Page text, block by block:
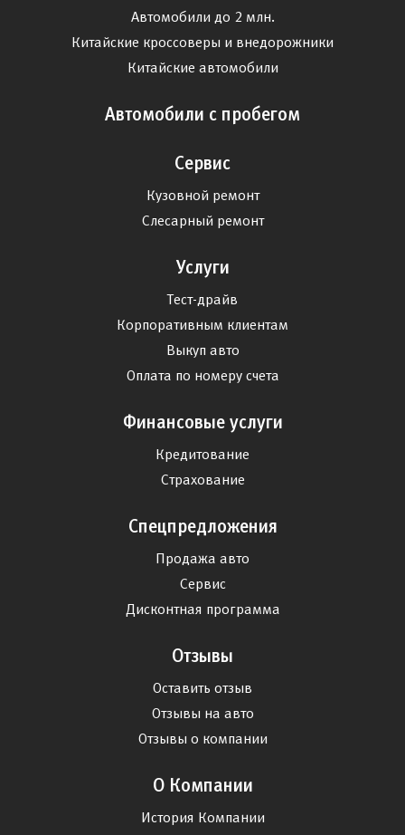
Автомобили до 2 млн.
Китайские кроссоверы и внедорожники
Китайские автомобили
Автомобили с пробегом
Сервис
Кузовной ремонт
Слесарный ремонт
Услуги
Тест-драйв
Корпоративным клиентам
Выкуп авто
Оплата по номеру счета
Финансовые услуги
Кредитование
Страхование
Спецпредложения
Продажа авто
Сервис
Дисконтная программа
Отзывы
Оставить отзыв
Отзывы на авто
Отзывы о компании
О Компании
История Компании